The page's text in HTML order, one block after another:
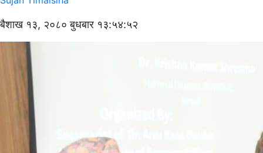
बैशाख १३, २०८० बुधबार १३:५४:५२